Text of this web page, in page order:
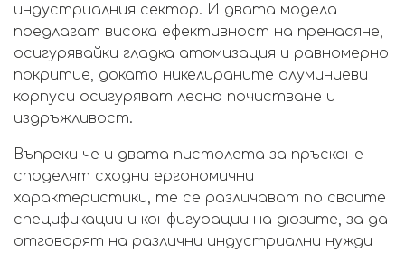
индустриалния сектор. И двата модела
предлагат висока ефективност на пренасяне,
осигурявайки гладка атомизация и равномерно
покритие, докато никелираните алуминиеви
корпуси осигуряват лесно почистване и
издръжливост.
Въпреки че и двата пистолета за пръскане
споделят сходни ергономични
характеристики, те се различават по своите
спецификации и конфигурации на дюзите, за да
отговорят на различни индустриални нужди